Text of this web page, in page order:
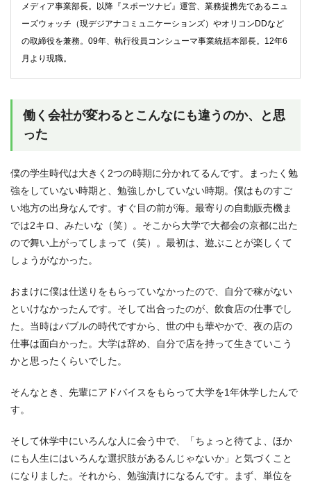
メディア事業部長。以降『スポーツナビ』運営、業務提携先であるニュ
ーズウォッチ（現デジアナコミュニケーションズ）やオリコンDDなど
の取締役を兼務。09年、執行役員コンシューマ事業統括本部長。12年6
月より現職。
働く会社が変わるとこんなにも違うのか、と思
った
僕の学生時代は大きく2つの時期に分かれてるんです。まったく勉
強をしていない時期と、勉強しかしていない時期。僕はものすご
い地方の出身なんです。すぐ目の前が海。最寄りの自動販売機ま
では2キロ、みたいな（笑）。そこから大学で大都会の京都に出た
ので舞い上がってしまって（笑）。最初は、遊ぶことが楽しくて
しょうがなかった。
おまけに僕は仕送りをもらっていなかったので、自分で稼がない
といけなかったんです。そして出合ったのが、飲食店の仕事でし
た。当時はバブルの時代ですから、世の中も華やかで、夜の店の
仕事は面白かった。大学は辞め、自分で店を持って生きていこう
かと思ったくらいでした。
そんなとき、先輩にアドバイスをもらって大学を1年休学したんで
す。
そして休学中にいろんな人に会う中で、「ちょっと待てよ、ほか
にも人生にはいろんな選択肢があるんじゃないか」と気づくこと
になりました。それから、勉強漬けになるんです。まず、単位を